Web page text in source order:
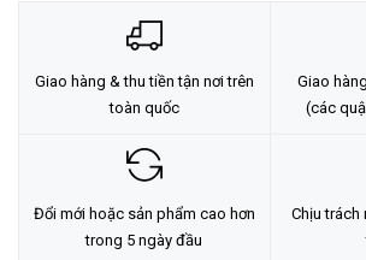
<Hotline: 0828.011.011 - (028)7300.2021 -
TẠI ĐÂY
Giao hàng & thu tiền tận nơi trên
toàn quốc
Giao
(các
Đổi mới hoặc sản phẩm cao hơn
trong 5 ngày đầu
Chịu trách